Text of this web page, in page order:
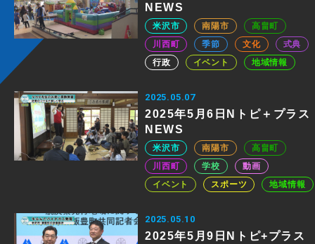
NEWS
米沢市 南陽市
高畠町
川西町
季節 文化
式典
行政
イベント 地域情報
2025.05.07
2025年5月6日Nトピ＋プラス
NEWS
米沢市 南陽市
高畠町
川西町
学校
動画
イベント
スポーツ 地域情報
2025.05.10
2025年5月9日Nトピ+プラス